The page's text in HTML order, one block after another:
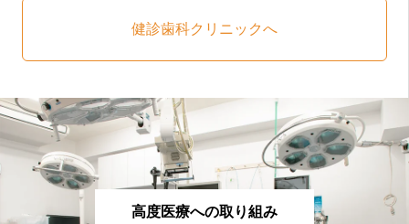
健診歯科クリニックへ
高度医療への取り組み